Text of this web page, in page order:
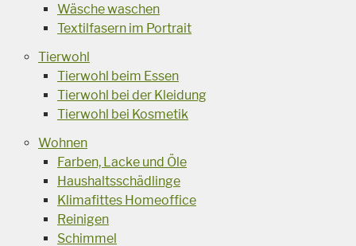
Wäsche waschen
Textilfasern im Portrait
Tierwohl
Tierwohl beim Essen
Tierwohl bei der Kleidung
Tierwohl bei Kosmetik
Wohnen
Farben, Lacke und Öle
Haushaltsschädlinge
Klimafittes Homeoffice
Reinigen
Schimmel